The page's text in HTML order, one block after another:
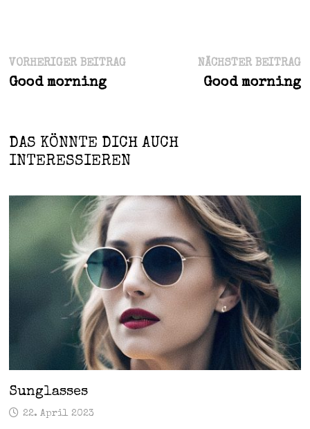
Beitragsnavigation
VORHERIGER BEITRAGVorheriger
Good morning
NÄCHSTER BEITRAG
Good morning
DAS KÖNNTE DICH AUCH
INTERESSIEREN
Sunglasses
22. April 2023